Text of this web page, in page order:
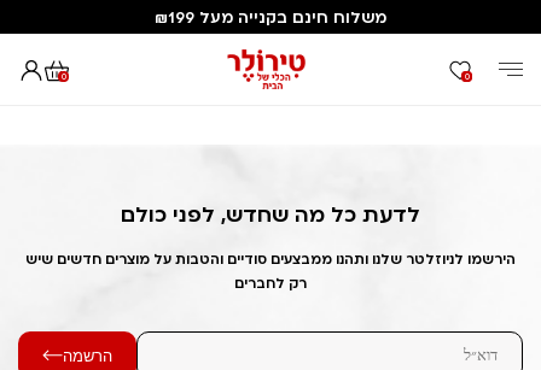
משלוח חינם בקנייה מעל ₪199
0 0
דף הבית Out of Stock Alert 2025/02/03 1738572291
לדעת כל מה שחדש, לפני כולם
הירשמו לניוזלטר שלנו ותהנו ממבצעים סודיים והטבות על מוצרים חדשים שיש
רק לחברים
הרשמה